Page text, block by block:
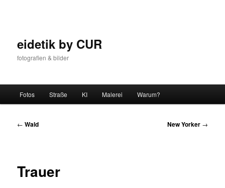
eidetik by CUR
fotografien & bilder
Fotos Straße KI Malerei Warum?
Beitrags-
← Wald New Yorker →
Trauer